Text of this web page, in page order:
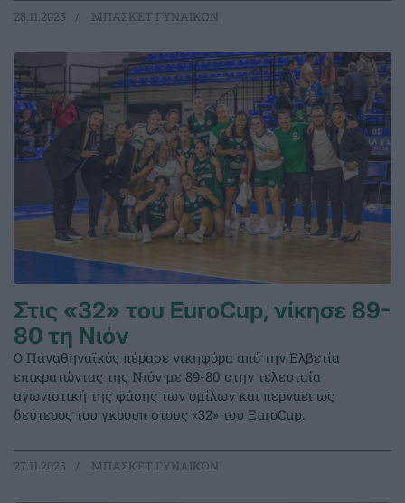
28.11.2025 ΜΠΑΣΚΕΤ ΓΥΝΑΙΚΩΝ
Στις «32» του EuroCup, νίκησε 89-
80 τη Νιόν
Ο Παναθηναϊκός πέρασε νικηφόρα από την Ελβετία
επικρατώντας της Νιόν με 89-80 στην τελευταία
αγωνιστική της φάσης των ομίλων και περνάει ως
δεύτερος του γκρουπ στους «32» του EuroCup.
27.11.2025 ΜΠΑΣΚΕΤ ΓΥΝΑΙΚΩΝ